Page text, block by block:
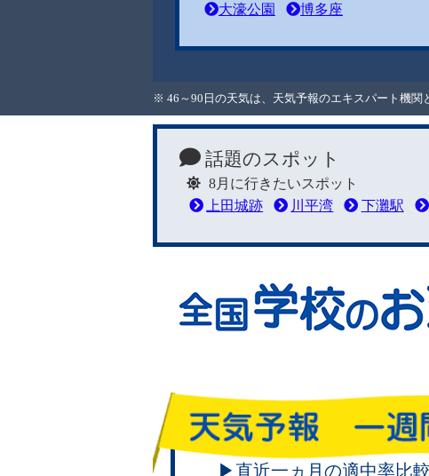
大濠公園
博多座
※ 46～90日の天気は、天気予報のエキスパート機関
話題のスポット
8月に行きたいスポット
上田城跡
川平湾 下灘駅
▶直近一ヵ月の適中率比較